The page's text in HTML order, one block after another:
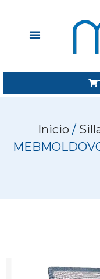
Inicio /